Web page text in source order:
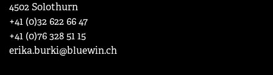
4502 Solothurn
+41 (0)32 622 66 47
+41 (0)76 328 51 15
erika.burki@bluewin.ch